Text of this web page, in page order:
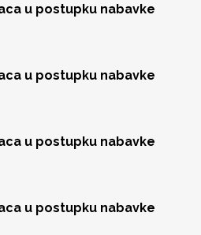
u postupku nabavke
u postupku nabavke
u postupku nabavke
u postupku nabavke